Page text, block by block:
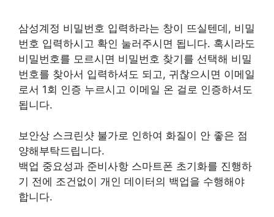
삼성계정 비밀번호 입력하라는 창이 뜨실텐데, 비밀
번호 입력하시고 확인 눌러주시면 됩니다. 혹시라도
비밀번호를 모르시면 비밀번호 찾기를 선택해 비밀
번호를 찾아서 입력하셔도 되고, 귀찮으시면 이메일
로서 1회 인증 누르시고 이메일 온 걸로 인증하셔도
됩니다.
보안상 스크린샷 불가로 인하여 화질이 안 좋은 점
양해부탁드립니다.
백업 중요성과 준비사항 스마트폰 초기화를 진행하
기 전에 조건없이 개인 데이터의 백업을 수행해야
합니다.